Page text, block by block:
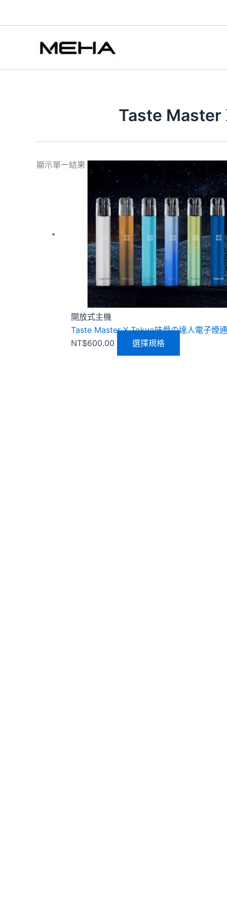
容
Taste Master
顯示單一結果
開放式主機
Taste Master X Tokyo味覺の達人電子煙
NT$600.00 選擇規格
品
有
多
種
款
式。
可
在
產
品
面